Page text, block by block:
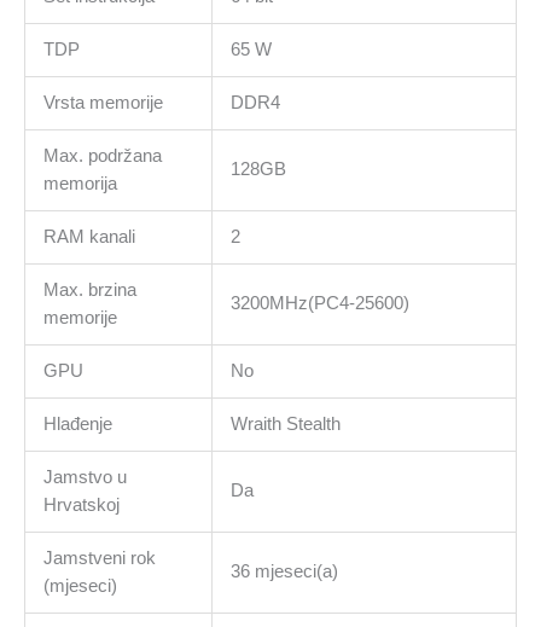
TDP 65 W
Vrsta memorije DDR4
Max. podržana
memorija
128GB
RAM kanali 2
Max. brzina
memorije
3200MHz(PC4-25600)
GPU No
Hlađenje Wraith Stealth
Jamstvo u
Hrvatskoj
Da
Jamstveni rok
(mjeseci)
36 mjeseci(a)